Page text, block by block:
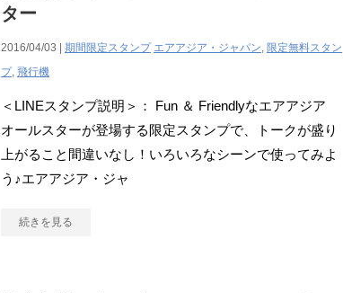
ター
2016/04/03 | 期間限定スタンプ エアアジア・ジャパン, 限定無料スタン
プ, 飛行機
＜LINEスタンプ説明＞： Fun ＆ Friendlyなエアアジア
オールスターが登場する限定スタンプで、トークが盛り
上がること間違いなし！いろいろなシーンで使ってみよ
う♪エアアジア・ジャ
続きを見る